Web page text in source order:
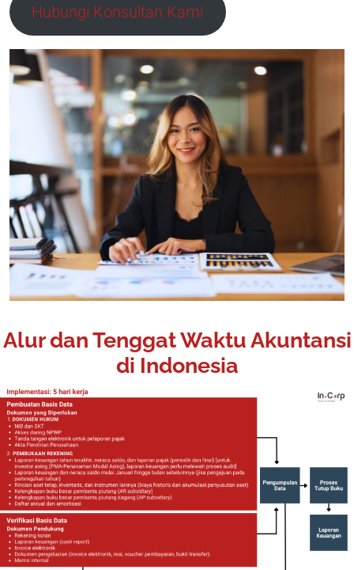
Hubungi Konsultan Kami
Alur dan Tenggat Waktu Akuntansi
di Indonesia